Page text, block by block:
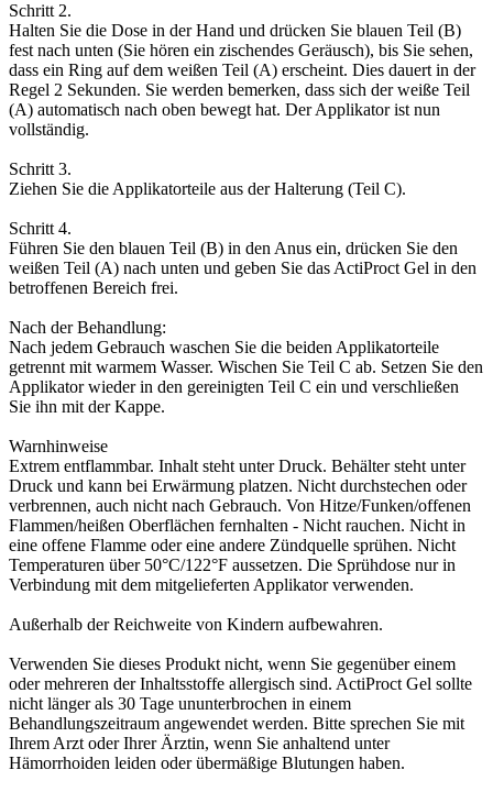
Schritt 2.
Halten Sie die Dose in der Hand und drücken Sie blauen Teil (B)
fest nach unten (Sie hören ein zischendes Geräusch), bis Sie sehen,
dass ein Ring auf dem weißen Teil (A) erscheint. Dies dauert in der
Regel 2 Sekunden. Sie werden bemerken, dass sich der weiße Teil
(A) automatisch nach oben bewegt hat. Der Applikator ist nun
vollständig.
Schritt 3.
Ziehen Sie die Applikatorteile aus der Halterung (Teil C).
Schritt 4.
Führen Sie den blauen Teil (B) in den Anus ein, drücken Sie den
weißen Teil (A) nach unten und geben Sie das ActiProct Gel in den
betroffenen Bereich frei.
Nach der Behandlung:
Nach jedem Gebrauch waschen Sie die beiden Applikatorteile
getrennt mit warmem Wasser. Wischen Sie Teil C ab. Setzen Sie den
Applikator wieder in den gereinigten Teil C ein und verschließen
Sie ihn mit der Kappe.
Warnhinweise
Extrem entflammbar. Inhalt steht unter Druck. Behälter steht unter
Druck und kann bei Erwärmung platzen. Nicht durchstechen oder
verbrennen, auch nicht nach Gebrauch. Von Hitze/Funken/offenen
Flammen/heißen Oberflächen fernhalten - Nicht rauchen. Nicht in
eine offene Flamme oder eine andere Zündquelle sprühen. Nicht
Temperaturen über 50°C/122°F aussetzen. Die Sprühdose nur in
Verbindung mit dem mitgelieferten Applikator verwenden.
Außerhalb der Reichweite von Kindern aufbewahren.
Verwenden Sie dieses Produkt nicht, wenn Sie gegenüber einem
oder mehreren der Inhaltsstoffe allergisch sind. ActiProct Gel sollte
nicht länger als 30 Tage ununterbrochen in einem
Behandlungszeitraum angewendet werden. Bitte sprechen Sie mit
Ihrem Arzt oder Ihrer Ärztin, wenn Sie anhaltend unter
Hämorrhoiden leiden oder übermäßige Blutungen haben.